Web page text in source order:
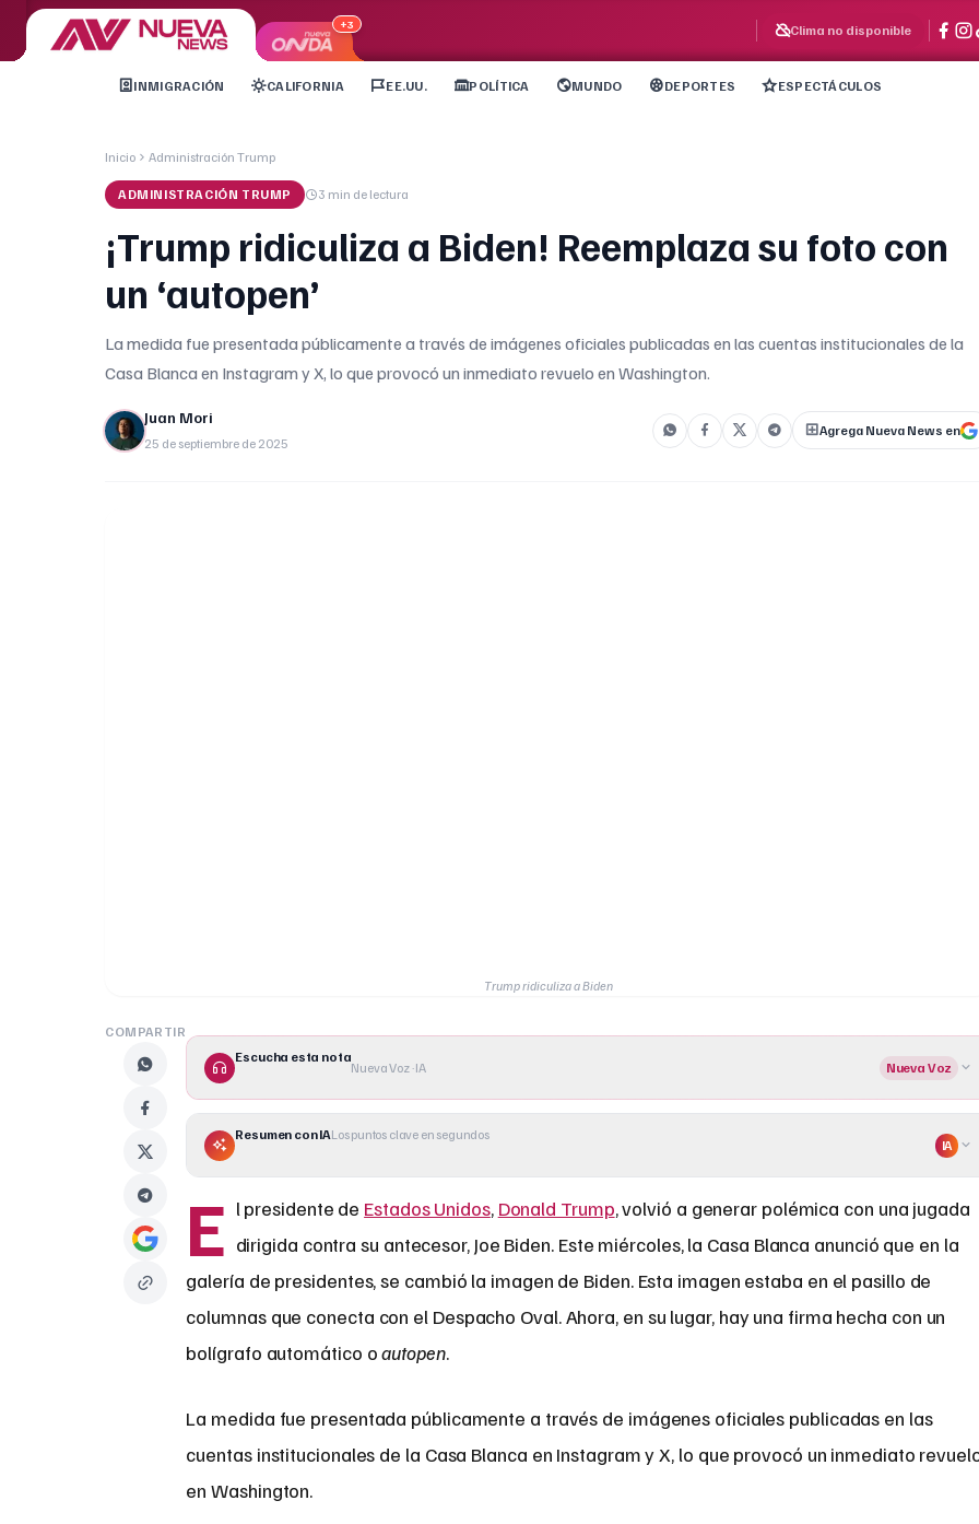
+3 Clima no disponible
INMIGRACIÓN CALIFORNIA EE.UU. POLÍTICA MUNDO DEPORTES ESPECTÁCULOS
Inicio Administración Trump
ADMINISTRACIÓN TRUMP 3 min de lectura
¡Trump ridiculiza a Biden! Reemplaza su foto con
un ‘autopen’
La medida fue presentada públicamente a través de imágenes oficiales publicadas en las cuentas institucionales de la
Casa Blanca en Instagram y X, lo que provocó un inmediato revuelo en Washington.
Juan Mori
25 de septiembre de 2025
Agrega Nueva News en
Trump ridiculiza a Biden
COMPARTIR
Escucha esta nota
Nueva Voz · IA Nueva Voz
Resumen con IALos puntos clave en segundos
IA
E l presidente de Estados Unidos, Donald Trump, volvió a generar polémica con una jugada
dirigida contra su antecesor, Joe Biden. Este miércoles, la Casa Blanca anunció que en la
galería de presidentes, se cambió la imagen de Biden. Esta imagen estaba en el pasillo de
columnas que conecta con el Despacho Oval. Ahora, en su lugar, hay una firma hecha con un
bolígrafo automático oautopen.
La medida fue presentada públicamente a través de imágenes oficiales publicadas en las
cuentas institucionales de la Casa Blanca en Instagram y X, lo que provocó un inmediato
en Washington.